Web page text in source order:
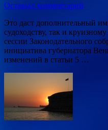
Оставьте комментарий
Это даст дополнительный
судоходству, так и
сессии Законодательного
инициатива губернатора
изменений в статьи 5 …